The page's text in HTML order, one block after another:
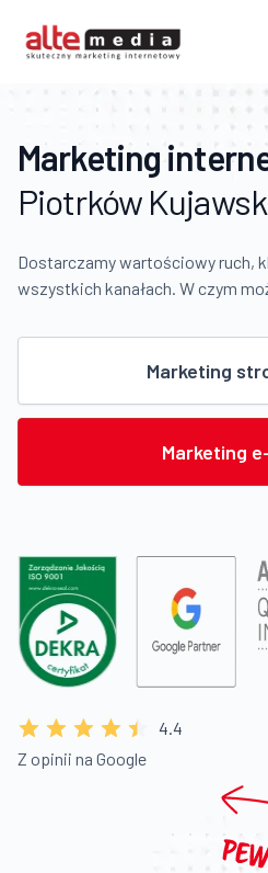
Marketing
Piotrków
Dostarczamy wartościowy ruch,
wszystkich kanałach. W czym
Marketing
Marketing
4.4
Z opinii na Google